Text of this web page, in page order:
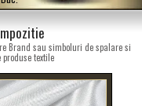
Brand sau simboluri de spalare si
textile